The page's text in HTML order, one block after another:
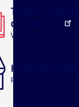
Týden
dospělých
Vzdělávací akce
Registrace